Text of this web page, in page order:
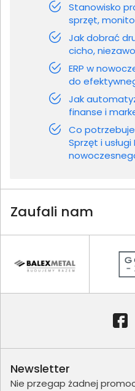
Stanowisko
sprzęt,
Jak dobrać
cicho,
ERP w
do
Jak
finanse i
Co
Sprzęt i
Zaufali nam
Newsletter
Nie przegap żadnej